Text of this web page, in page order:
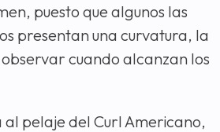
puesto que algunos las
presentan una curvatura, la
cuando alcanzan los
al pelaje del Curl Americano,